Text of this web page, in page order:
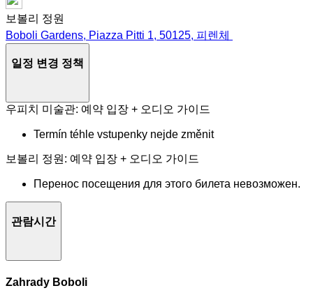
보볼리 정원
Boboli Gardens, Piazza Pitti 1, 50125, 피렌체
일정 변경 정책
우피치 미술관: 예약 입장 + 오디오 가이드
Termín téhle vstupenky nejde změnit
보볼리 정원: 예약 입장 + 오디오 가이드
Перенос посещения для этого билета невозможен.
관람시간
Zahrady Boboli